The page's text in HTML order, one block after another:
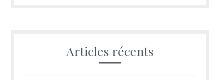
Articles récents